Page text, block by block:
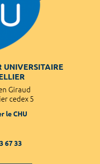
UNIVERSITAIRE
Giraud
cedex 5
le CHU
67 33